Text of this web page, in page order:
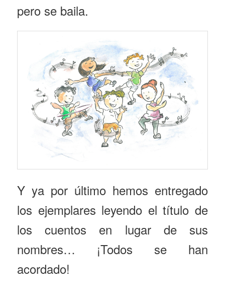
pero se baila.
Y ya por último hemos entregado
los ejemplares leyendo el título de
los cuentos en lugar de sus
nombres… ¡Todos se han
acordado!